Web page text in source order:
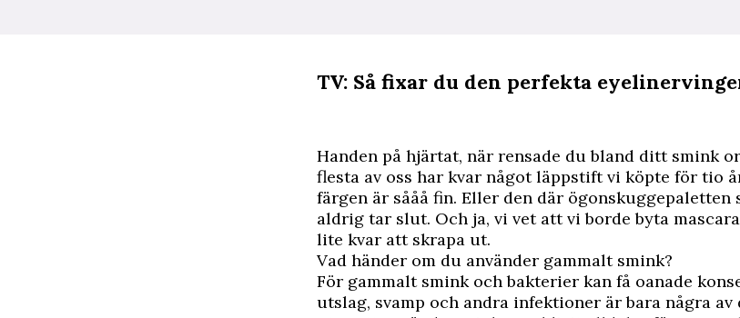
TV: Så fixar du den perfekta
Handen på hjärtat, när rensade du bland ditt smink
flesta av oss har kvar något läppstift vi köpte för tio
färgen är sååå fin. Eller den där ögonskuggepaletten
aldrig tar slut. Och ja, vi vet att vi borde byta
lite kvar att skrapa ut.
Vad händer om du använder gammalt smink?
För gammalt smink och bakterier kan få oanade
utslag, svamp och andra infektioner är bara några